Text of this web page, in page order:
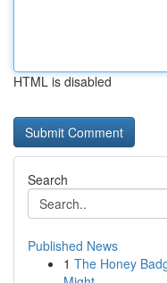
HTML is disabled
Search
Published News
1 The Honey